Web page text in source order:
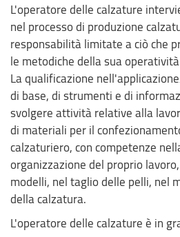
L'operatore delle calzature
nel processo di produzione
responsabilità limitate a ciò che
le metodiche della sua
La qualificazione
di base, di strumenti e di
svolgere attività relative alla
di materiali per il
calzaturiero, con competenze
organizzazione del proprio
modelli, nel taglio delle pelli, nel
della calzatura.
L'operatore delle calzature è in